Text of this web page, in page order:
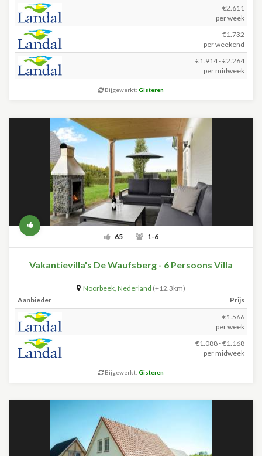
€2.611
per week
€1.732
per weekend
€1.914 - €2.264
per midweek
Bijgewerkt: Gisteren
65 1-6
Vakantievilla's De Waufsberg - 6 Persoons Villa
Noorbeek, Nederland (+12.3km)
Aanbieder
Prijs
€1.566
per week
€1.088 - €1.168
per midweek
Bijgewerkt: Gisteren